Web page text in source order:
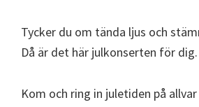
Tycker du om tända ljus och
Då är det här julkonserten för dig.
Kom och ring in juletiden på